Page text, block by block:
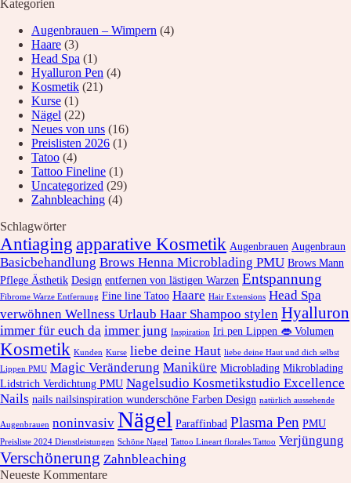
Kategorien
Augenbrauen – Wimpern (4)
Haare (3)
Head Spa (1)
Hyalluron Pen (4)
Kosmetik (21)
Kurse (1)
Nägel (22)
Neues von uns (16)
Preislisten 2026 (1)
Tatoo (4)
Tattoo Fineline (1)
Uncategorized (29)
Zahnbleaching (4)
Schlagwörter
Antiagingapparative Kosmetik Augenbrauen Augenbraun
Basicbehandlung Brows Henna Microblading PMU Brows Mann
Pflege Ästhetik Design entfernen von lästigen Warzen Entspannung
Fibrome Warze Entfernung Fine line Tatoo Haare Hair Extensions Head Spa
verwöhnen Wellness Urlaub Haar Shampoo stylen Hyalluron
immer für euch da immer jung Inspiration Iri pen Lippen 👄 Volumen
Kosmetik Kunden Kurse liebe deine Haut liebe deine Haut und dich selbst
Lippen PMU Magic Veränderung Maniküre Microblading Mikroblading
Lidstrich Verdichtung PMU Nagelsudio Kosmetikstudio Excellence
Nails nails nailsinspiration wunderschöne Farben Design natürlich aussehende
Augenbrauen noninvasiv Nägel Paraffinbad Plasma Pen PMU
Preisliste 2024 Dienstleistungen Schöne Nagel Tattoo Lineart florales Tattoo Verjüngung
Verschönerung Zahnbleaching
Neueste Kommentare